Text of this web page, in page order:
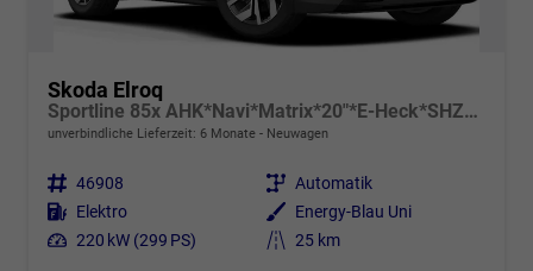
Skoda Elroq
Sportline 85x AHK*Navi*Matrix*20"*E-Heck*SHZ*Kamera*Kessy
unverbindliche Lieferzeit: 6 Monate Neuwagen
Fahrzeugnr. 46908 Getriebe Automatik
Kraftstoff Elektro Außenfarbe
Energy-Blau Uni
Leistung 220 kW (299 PS) Kilometerstand 25 km